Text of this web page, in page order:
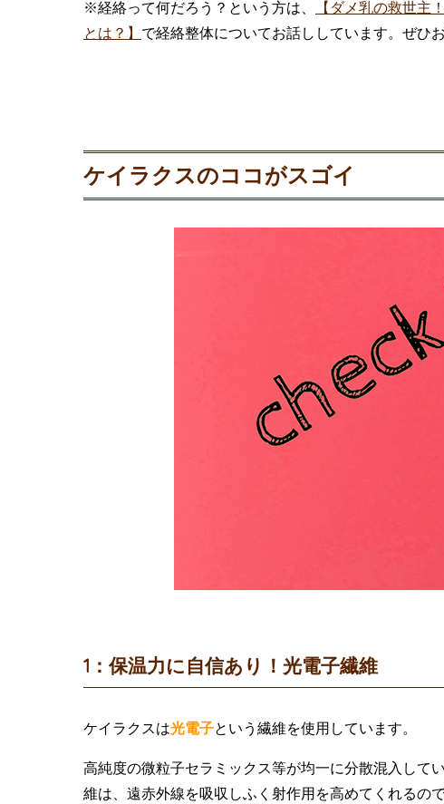
※経絡って何だろう？という方は、
【ダメ乳の救世主
とは？】 で経絡整体についてお話ししています。ぜひ
ケイラクスのココがスゴイ
1：保温力に自信あり！光電子繊維
ケイラクスは光電子という繊維を使用しています。
高純度の微粒子セラミックス等が均一に分散混入して
維は、遠赤外線を吸収しふく射作用を高めてくれるので